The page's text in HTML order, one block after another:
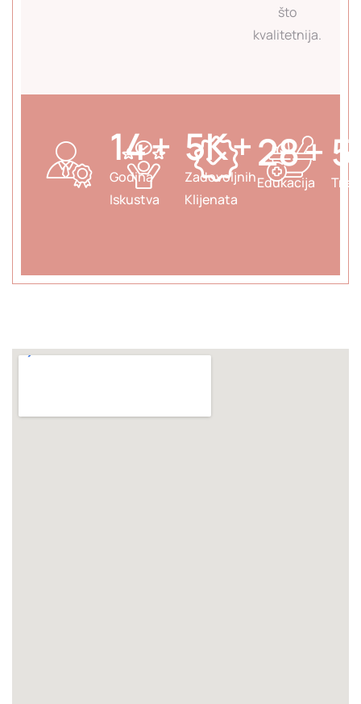
što
kvalitetnija.
19+
Godina
Iskustva
7K+
Zadovoljnih
Klijenata
39+
Edukacija